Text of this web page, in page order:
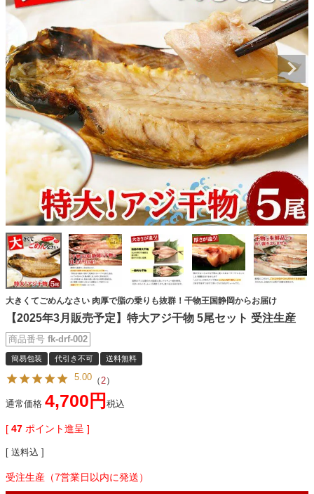
大きくてごめんなさい 肉厚で脂の乗りも抜群！干物王国静岡からお届け
【2025年3月販売予定】特大アジ干物 5尾セット 受注生産
商品番号 fk-drf-002
簡易包装 代引き不可 送料無料
5.00 （ 2）
通常価格 4,700 税込
[ 47 ポイント進呈 ]
送料込
受注生産（7営業日以内に発送）